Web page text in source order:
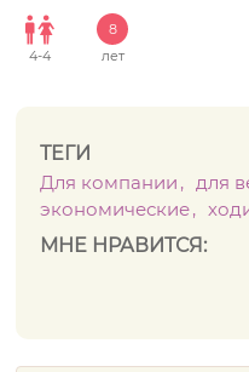
4-4
8
лет
ТЕГИ
Для компании
для
экономические
МНЕ НРАВИТСЯ: